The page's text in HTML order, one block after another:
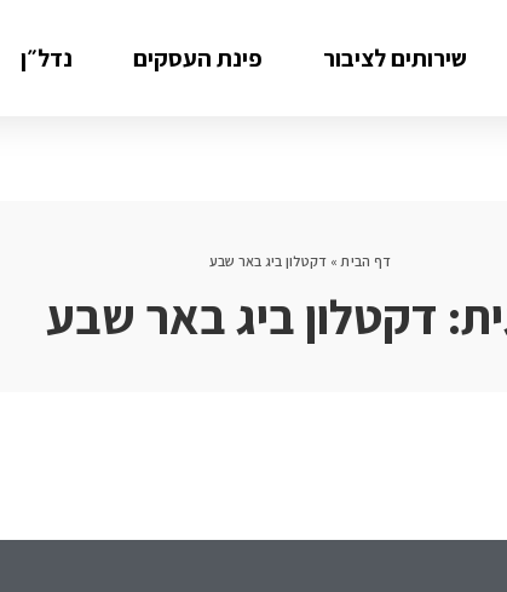
שירותים לציבור פינת העסקים נדל״ן
דף הבית» דקטלון ביג באר שבע
דקטלון ביג באר שבע